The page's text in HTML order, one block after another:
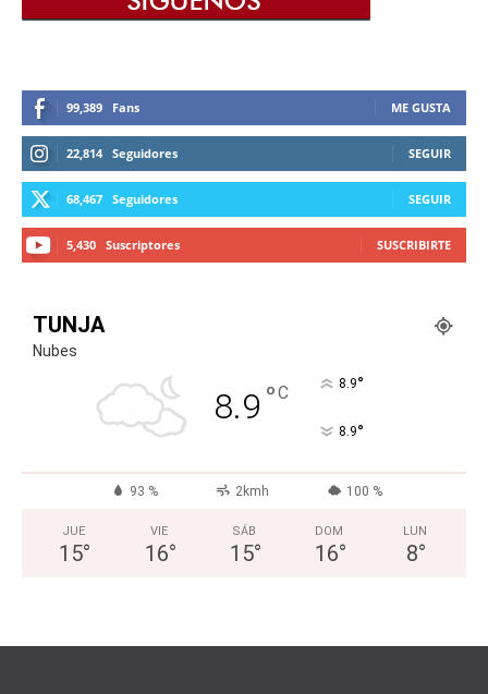
99,389 Fans ME GUSTA
22,814 Seguidores SEGUIR
68,467 Seguidores SEGUIR
5,430 Suscriptores SUSCRIBIRTE
TUNJA
Nubes
8.9 °C 8.9°
8.9°
93 % 2kmh 100 %
JUE
15°
VIE
16°
SÁB
15°
DOM
16°
LUN
8°